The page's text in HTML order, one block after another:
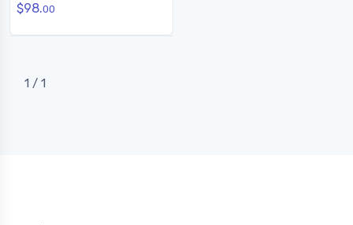
$98.00
1 / 1